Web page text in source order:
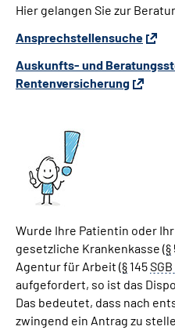
Hier gelangen Sie zur
Ansprechstellensuche
Auskunfts- und
Rentenversicherung
Wurde Ihre Patientin oder
gesetzliche Krankenkasse (§
Agentur für Arbeit (§ 145SGB
aufgefordert, so ist das
Das bedeutet, dass nach
zwingend ein Antrag zu